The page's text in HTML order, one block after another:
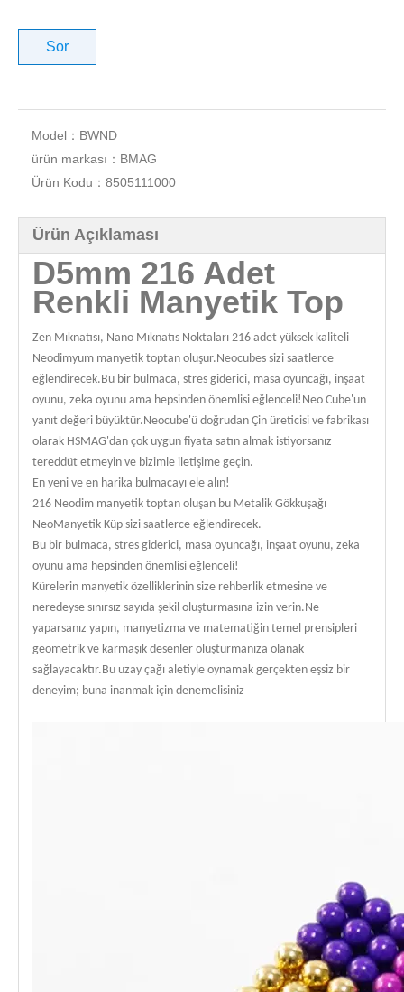
Sor
Model： BWND
ürün markası： BMAG
Ürün Kodu： 8505111000
Ürün Açıklaması
D5mm 216 Adet
Renkli Manyetik Top
Zen Mıknatısı, Nano Mıknatıs Noktaları 216 adet yüksek kaliteli
Neodimyum manyetik toptan oluşur.Neocubes sizi saatlerce
eğlendirecek.Bu bir bulmaca, stres giderici, masa oyuncağı, inşaat
oyunu, zeka oyunu ama hepsinden önemlisi eğlenceli!Neo Cube'un
yanıt değeri büyüktür.Neocube'ü doğrudan Çin üreticisi ve fabrikası
olarak HSMAG'dan çok uygun fiyata satın almak istiyorsanız
tereddüt etmeyin ve bizimle iletişime geçin.
En yeni ve en harika bulmacayı ele alın!
216 Neodim manyetik toptan oluşan bu Metalik Gökkuşağı
NeoManyetik Küp sizi saatlerce eğlendirecek.
Bu bir bulmaca, stres giderici, masa oyuncağı, inşaat oyunu, zeka
oyunu ama hepsinden önemlisi eğlenceli!
Kürelerin manyetik özelliklerinin size rehberlik etmesine ve
neredeyse sınırsız sayıda şekil oluşturmasına izin verin.Ne
yaparsanız yapın, manyetizma ve matematiğin temel prensipleri
geometrik ve karmaşık desenler oluşturmanıza olanak
sağlayacaktır.Bu uzay çağı aletiyle oynamak gerçekten eşsiz bir
deneyim; buna inanmak için denemelisiniz